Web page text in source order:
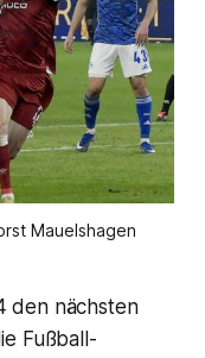
Mauelshagen
den nächsten
Fußball-